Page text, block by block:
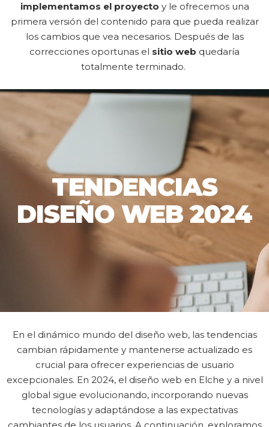
implementamos el proyecto y le ofrecemos una
primera versión del contenido para que pueda realizar
los cambios que vea necesarios. Después de las
correcciones oportunas el sitio web quedaría
totalmente terminado.
TENDENCIAS
DISEÑO WEB 2024
En el dinámico mundo del diseño web, las tendencias
cambian rápidamente y mantenerse actualizado es
crucial para ofrecer experiencias de usuario
excepcionales. En 2024, el diseño web en Elche y a nivel
global sigue evolucionando, incorporando nuevas
tecnologías y adaptándose a las expectativas